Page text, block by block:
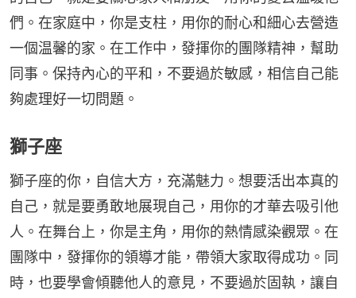
們。在家庭中，你是支柱，用你的耐心和細心去營造
一個温馨的家。在工作中，發揮你的團隊精神，幫助
同事。保持內心的平和，不要過於敏感，相信自己能
夠處理好一切問題。
獅子座
獅子座的你，自信大方，充滿魅力。想要活出本真的
自己，就是要勇敢地展現自己，用你的才華去吸引他
人。在舞台上，你是主角，用你的熱情感染觀眾。在
團隊中，發揮你的領導才能，帶領大家取得成功。同
時，也要學會傾聽他人的意見，不要過於固執，讓自